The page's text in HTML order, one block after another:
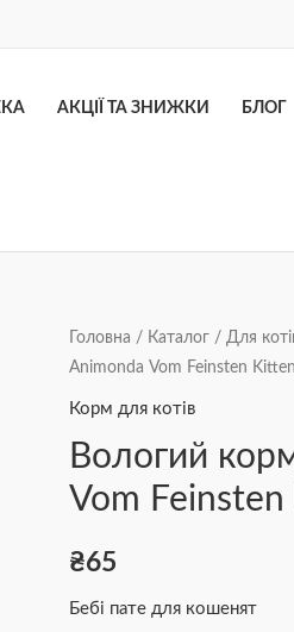
АКЦІЇ ТА ЗНИЖКИ БЛОГ
Головна / Каталог / Для
Animonda Vom Feinsten
Корм для котів
Вологий
Vom
₴65
Бебі пате для кошенят
Вологий
корм
для
Animonda
Vom
Kitten
Baby